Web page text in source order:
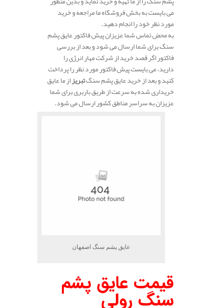
می بایست به بخش فروشگاه ما مراجعه و خرید
مورد نظر خود را انجام دهید.
به محض تماس شما عزیزان پیش فاکتور عایق پشم
سنگ برای شما ارسال می شود و بعد از بررسی
فاکتور اگر قصد خرید از شرکت مهار انرژی را
دارید، می بایست پیش فاکتور مورد نظر را پرداخت
کنید و بعد از خرید عایق پشم سنگتبریزاز ما عایق
خریداری شده به سرعت از طریق باربری برای شما
عزیزان به سراسر مناطق کشور ارسال می شود.
عایق پشم سنگ اصفهان
قیمت عایق پشم
سنگ رولی